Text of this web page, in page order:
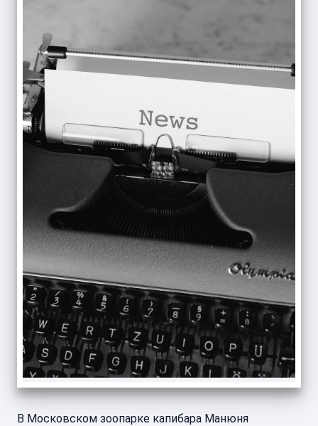
В Московском зоопарке капибара Манюня